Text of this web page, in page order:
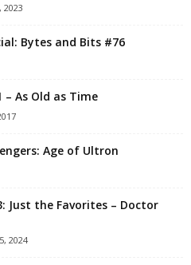
2023
Bytes and Bits #76
As Old as Time
Age of Ultron
Just the Favorites – Doctor
2024